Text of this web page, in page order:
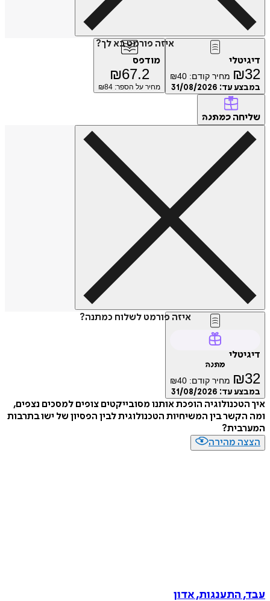
איזה פורמט בא לך?
דיגיטלי
₪32 מחיר קודם: ₪40
במבצע עד: 31/08/2026
מודפס
₪67.2
מחיר על הספר: ₪ 84
שליחה כמתנה
איזה פורמט לשלוח כמתנה?
דיגיטלי
מתנה
₪32 מחיר קודם: ₪40
במבצע עד: 31/08/2026
איך הטכנולוגיה הופכת אותנו מסובייקטים צופים למסכים נצפים,
ומה הקשר בין המשיחיות הטכנולוגית לבין הפסיון של ישו בתרבות
המערבית?
הצצה מהירה
עבד, התענגות, אדון